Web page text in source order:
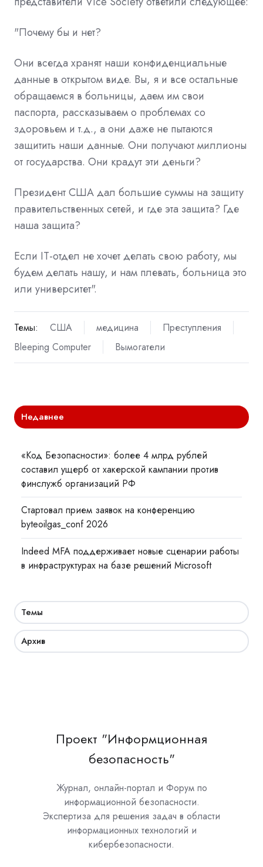
"Почему бы и нет?
Они всегда хранят наши конфиденциальные
данные в открытом виде. Вы, я и все остальные
обращаемся в больницы, даем им свои
паспорта, рассказываем о проблемах со
здоровьем и т.д., а они даже не пытаются
защитить наши данные. Они получают миллионы
от государства. Они крадут эти деньги?
Президент США дал большие суммы на защиту
правительственных сетей, и где эта защита? Где
наша защита?
Если IT-отдел не хочет делать свою работу, мы
будем делать нашу, и нам плевать, больница это
или университет".
Темы: США медицина
Преступления
Bleeping Computer
Вымогатели
Недавнее
«Код Безопасности»: более 4 млрд рублей
составил ущерб от хакерской кампании против
финслужб организаций РФ
Стартовал прием заявок на конференцию
byteoilgas_conf 2026
Indeed MFA поддерживает новые сценарии работы
в инфраструктурах на базе решений Microsoft
Темы
Архив
Проект "Информционная
безопасность"
Журнал, онлайн-портал и Форум по
информационной безопасности.
Экспертиза для решения задач в области
информационных технологий и
кибербезопасности.